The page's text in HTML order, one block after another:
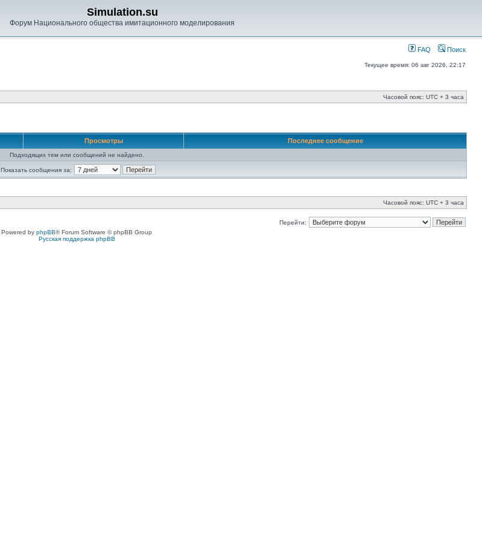
Simulation.su
Форум Национального общества имитационного моделирования
FAQ Поиск
Текущее время: 06 авг 2026, 22:17
Часовой пояс: UTC + 3 часа
Просмотры Последнее сообщение
Подходящих тем или сообщений не найдено.
Показать сообщения за:
Часовой пояс: UTC + 3 часа
Перейти:
Powered by phpBB® Forum Software © phpBB Group
Русская поддержка phpBB